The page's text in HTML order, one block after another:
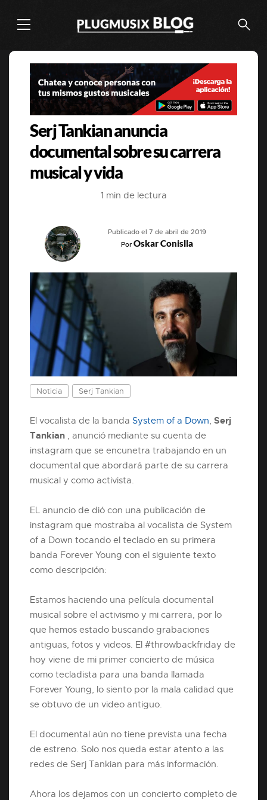
Serj Tankian anuncia
documental sobre su carrera
musical y vida
1 min de lectura
Publicado el 7 de abril de 2019
PorOskar Conislla
Noticia Serj Tankian
El vocalista de la banda System of a Down Serj
Tankian
, anunció mediante su cuenta de
instagram que se encunetra trabajando en un
documental que abordará parte de su carrera
musical y como activista.
EL anuncio de dió con una publicación de
instagram que mostraba al vocalista de System
of a Down tocando el teclado en su primera
banda Forever Young con el siguiente texto
como descripción:
Estamos haciendo una película documental
musical sobre el activismo y mi carrera, por lo
que hemos estado buscando grabaciones
antiguas, fotos y videos. El #throwbackfriday de
hoy viene de mi primer concierto de música
como tecladista para una banda llamada
Forever Young, lo siento por la mala calidad que
se obtuvo de un video antiguo.
El documental aún no tiene prevista una fecha
de estreno. Solo nos queda estar atento a las
redes de Serj Tankian para más información.
Ahora los dejamos con un concierto completo de